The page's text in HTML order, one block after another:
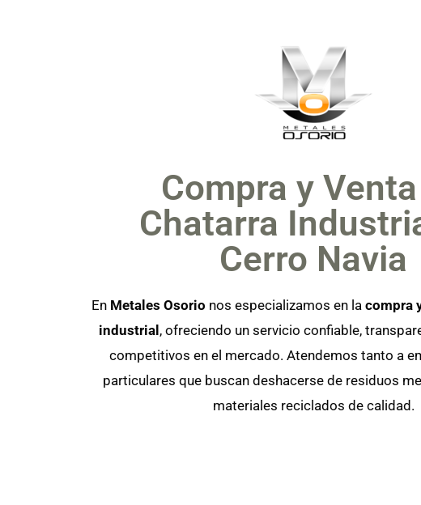
Compra y
Chatarra
Cerro Navia
En Metales Osorio nos especializamos en la compra
industrial , ofreciendo un servicio confiable,
competitivos en el mercado. Atendemos tanto a
particulares que buscan deshacerse de residuos
materiales reciclados de calidad.